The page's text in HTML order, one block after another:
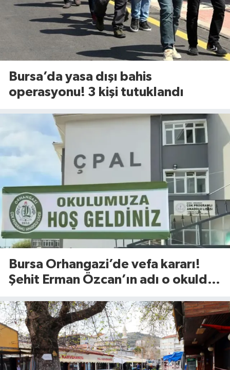
Bursa’da yasa dışı bahis
operasyonu! 3 kişi tutuklandı
Bursa Orhangazi’de vefa kararı!
Şehit Erman Özcan’ın adı o okulda